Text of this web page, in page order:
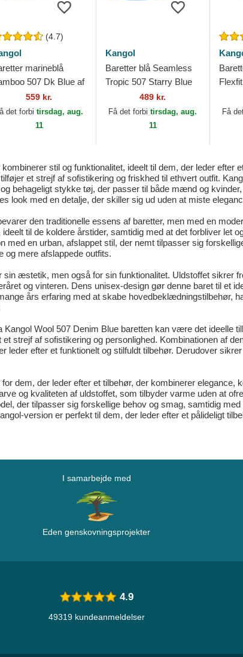
(4.7)
marineblå
507 Dk Blue af
559 kr.
det forbitirsdag, aug.
11
Kangol
Baretter blå Seamless
Tropic 507 Starry Blue
af Kangol489 kr.
Få det forbitirsdag, aug.
11
Få
stil og funktionalitet, ideelt til dem, der leder efter
et strejf af sofistikering og friskhed til ethvert outfit.
behageligt stykke tøj, der passer til både mænd og
look med en detalje, der skiller sig ud uden at miste
den traditionelle essens af baretter, men med en
til de koldere årstider, samtidig med at det forbliver let
med en urban, afslappet stil, der nemt tilpasser sig
og mere afslappede outfits.
æstetik, men også for sin funktionalitet. Uldstoffet sikrer
og vinteren. Dens unisex-design gør denne baret til et
års erfaring med at skabe hovedbeklædningstilbehør,
Wool 507 Denim Blue baretten kan være det ideelle
strejf af sofistikering og personlighed. Kombinationen af
leder efter et funktionelt og stilfuldt tilbehør. Derudover
dem, der leder efter et tilbehør, der kombinerer elegance,
og kvaliteten af uldstoffet, som tilbyder varme uden at
der tilpasser sig forskellige behov og smag, samtidig
version er perfekt til dem, der leder efter et pålideligt
I samarbejde med
Eden genskovningsprojekter
4.9
49319 kundeanmeldelser